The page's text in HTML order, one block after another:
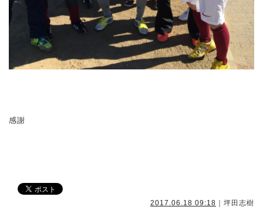
感謝
2017.06.18 09:18 ｜坪田志樹